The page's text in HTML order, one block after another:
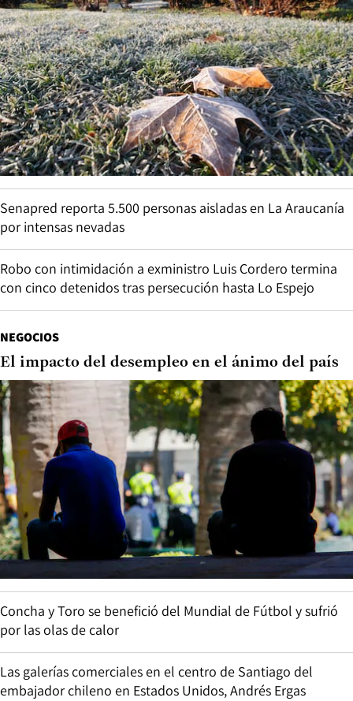
Senapred reporta 5.500 personas aisladas en La Araucanía
por intensas nevadas
Robo con intimidación a exministro Luis Cordero termina
con cinco detenidos tras persecución hasta Lo Espejo
NEGOCIOS
El impacto del desempleo en el ánimo del país
Concha y Toro se benefició del Mundial de Fútbol y sufrió
por las olas de calor
Las galerías comerciales en el centro de Santiago del
embajador chileno en Estados Unidos, Andrés Ergas